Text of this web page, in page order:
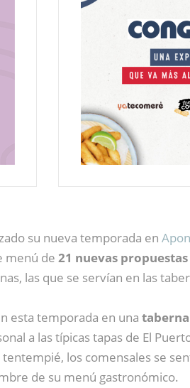
su nueva temporada en
menú de 21 nuevas propuestas
las que se servían en las
esta temporada en una
a las típicas tapas de El
los comensales se
de su menú gastronómico.